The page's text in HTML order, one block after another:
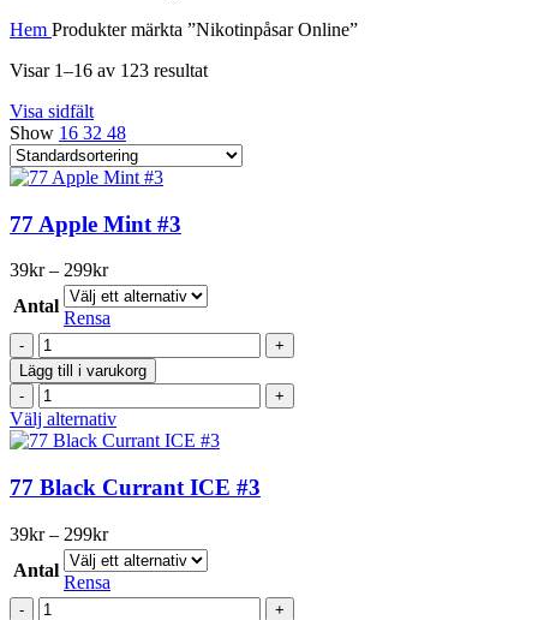
Hem Produkter märkta ”Nikotinpåsar Online”
Visar 1–16 av 123 resultat
Visa sidfält
Show 16 32 48
77 Apple Mint #3
39kr – 299krPrisintervall:
39kr
till
299kr
Antal
Rensa
77
Apple
Mint
#3
mängd
Lägg till i varukorg
77
Apple
Mint
mängd
Välj alternativDen
här
har
flera
De
olika
77 Black Currant ICE #3
39kr – 299krPrisintervall:
39kr
till
299kr
Antal
Rensa
77